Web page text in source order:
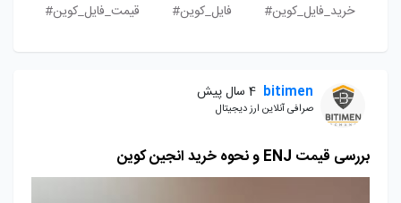
خرید_فایل_کوین# فایل_کوین# قیمت_فایل_کوین#
bitimen 4 سال پیش
صرافی آنلاین ارز دیجیتال
بررسی قیمت ENJ و نحوه خرید انجین کوین